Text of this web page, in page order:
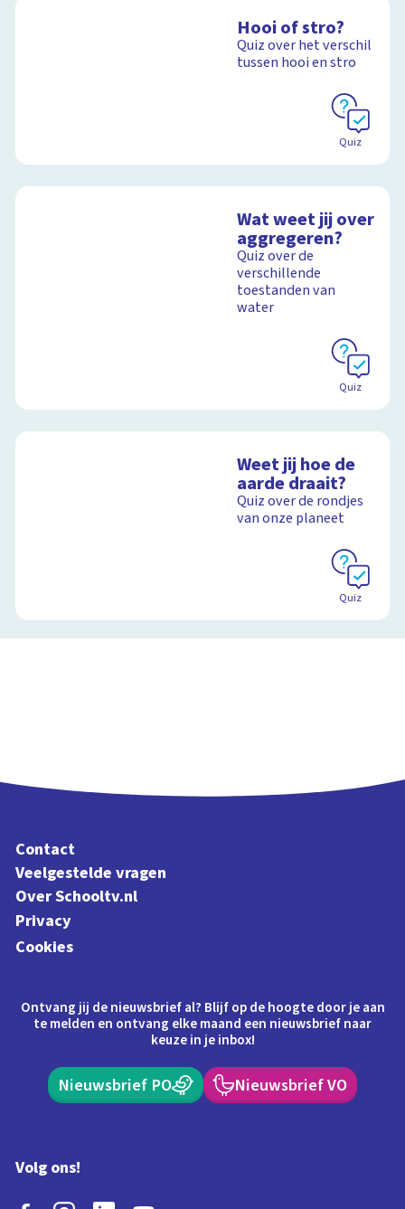
Hooi of stro?
Quiz over het verschil
tussen hooi en stro
Quiz
Wat weet jij over
aggregeren?
Quiz over de
verschillende
toestanden van
water
Quiz
Weet jij hoe de
aarde draait?
Quiz over de rondjes
van onze planeet
Quiz
Contact
Veelgestelde vragen
Over Schooltv.nl
Privacy
Cookies
Ontvang jij de nieuwsbrief al? Blijf op de hoogte door je aan
te melden en ontvang elke maand een nieuwsbrief naar
keuze in je inbox!
Nieuwsbrief PO Nieuwsbrief VO
Volg ons!